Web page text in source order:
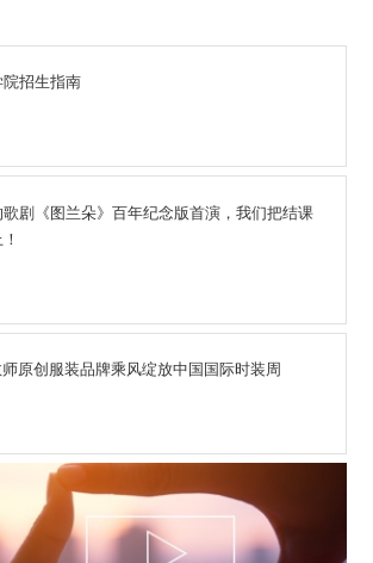
招生指南
剧《图兰朵》百年纪念版首演，我们把结课
原创服装品牌乘风绽放中国国际时装周